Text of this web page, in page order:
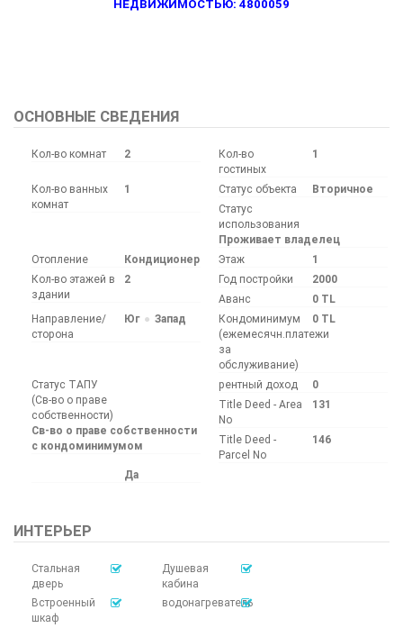
НЕДВИЖИМОСТЬЮ: 4800059
ОСНОВНЫЕ СВЕДЕНИЯ
Кол-во комнат 2
Кол-во
гостиных
1
Кол-во ванных
комнат
1 Статус объекта
Вторичное
Статус
использования
Проживает владелец
Отопление
Кондиционер Этаж
1
Кол-во этажей в
здании
2 Год постройки
2000
Аванс
0 TL
Направление/
сторона
Юг Запад
Кондоминимум
(ежемесячн.платежи
за
обслуживание)
0 TL
Статус ТАПУ
(Св-во о праве
собственности)
Св-во о праве собственности
с кондоминимумом
рентный доход
0
Title Deed - Area
No
131
Title Deed -
Parcel No
146
Да
ИНТЕРЬЕР
Стальная
дверь
Душевая
кабина
Встроенный
шкаф
водонагреватель